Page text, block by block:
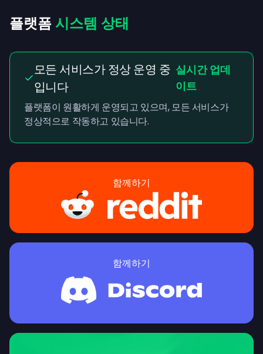
플랫폼시스템 상태
모든 서비스가 정상 운영 중
입니다
실시간 업데
이트
플랫폼이 원활하게 운영되고 있으며, 모든 서비스가
정상적으로 작동하고 있습니다.
함께하기
함께하기